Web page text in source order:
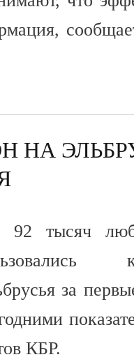
НА
92 тысяч
за
КБР.